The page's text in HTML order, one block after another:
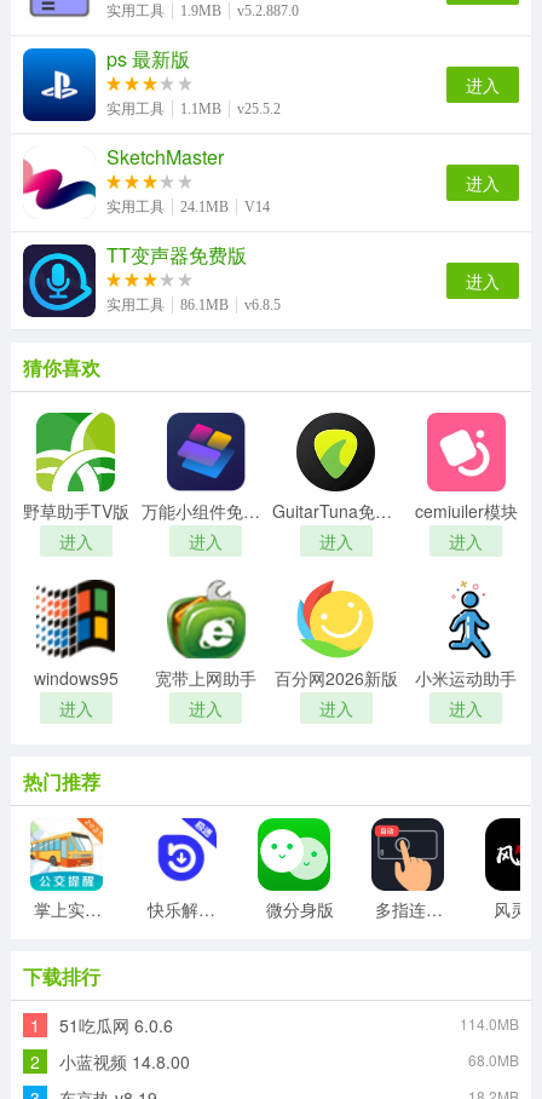
实用工具 1.9MB v5.2.887.0
ps 最新版
实用工具 1.1MB v25.5.2
进入
SketchMaster
实用工具 24.1MB V14
进入
TT变声器免费版
实用工具 86.1MB v6.8.5
进入
猜你喜欢
野草助手TV版
进入
万能小组件免费版
进入
GuitarTuna免费版
进入
cemiuiler模块
进入
windows95
进入
宽带上网助手
进入
百分网2026新版
进入
小米运动助手
进入
热门推荐
掌上实时公交 快乐解锁版 微分身版 多指连点器 风灵
下载排行
1 51吃瓜网 6.0.6 114.0MB
2 小蓝视频 14.8.00 68.0MB